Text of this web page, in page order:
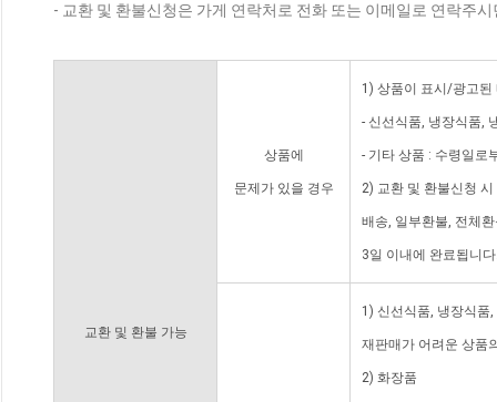
- 교환 및 환불신청은 가게 연락처로 전화 또는 이메일로 연락주
교환 및 환불 가능
상품에
문제가 있을 경우
1) 상품이 표시/광고된
- 신선식품, 냉장식품,
- 기타 상품 : 수령일로
2) 교환 및 환불신청
배송, 일부환불, 전체
3일 이내에 완료됩니
1) 신선식품, 냉장식품
재판매가 어려운 상품
2) 화장품